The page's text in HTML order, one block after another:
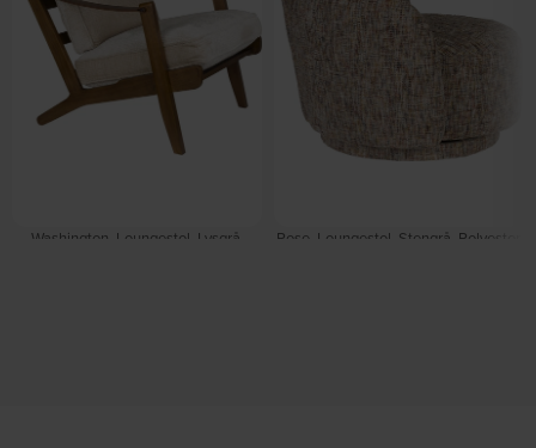
Washington, Loungestol, Lysgrå,
Rose, Loungestol, Stengrå, Polyester